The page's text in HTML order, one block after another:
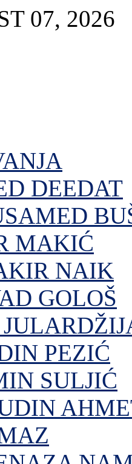
07, 2026
DEEDAT
MAKIĆ
NAIK
GOLOŠ
PEZIĆ
SULJIĆ